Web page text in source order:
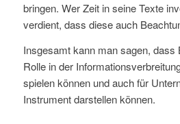
bringen. Wer Zeit in seine Texte
verdient, dass diese auch
Insgesamt kann man sagen, dass
Rolle in der
spielen können und auch für
Instrument darstellen können.